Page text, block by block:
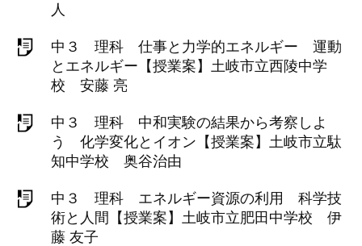
人
中３ 理科 仕事と力学的エネルギー 運動
とエネルギー【授業案】土岐市立西陵中学
校 安藤 亮
中３ 理科 中和実験の結果から考察しよ
う 化学変化とイオン【授業案】土岐市立駄
知中学校 奥谷治由
中３ 理科 エネルギー資源の利用 科学技
術と人間【授業案】土岐市立肥田中学校 伊
藤 友子